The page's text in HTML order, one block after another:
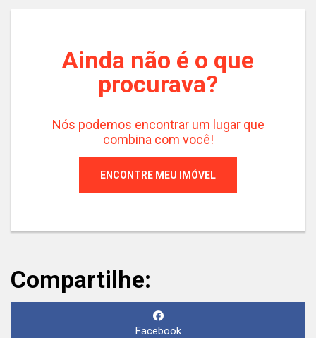
Ainda não é o que
procurava?
Nós podemos encontrar um lugar que
combina com você!
ENCONTRE MEU IMÓVEL
Compartilhe:
Facebook